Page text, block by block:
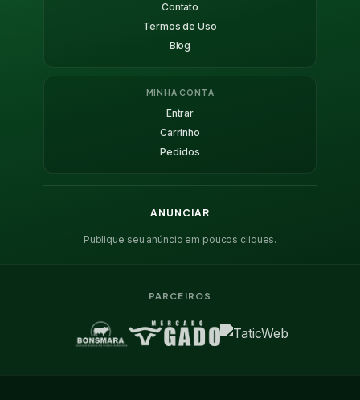
Contato
Termos de Uso
Blog
MINHA CONTA
Entrar
Carrinho
Pedidos
ANUNCIAR
Publique seu anúncio em poucos cliques.
PARCEIROS